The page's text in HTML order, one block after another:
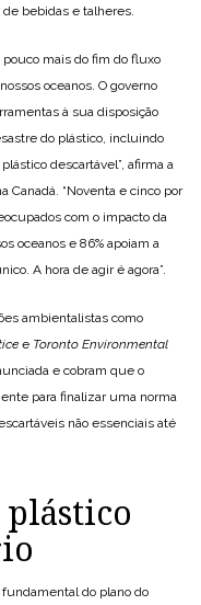
bebidas e talheres.
pouco mais do fim do fluxo
oceanos. O governo
à sua disposição
do plástico, incluindo
descartável”, afirma a
Canadá. “Noventa e cinco por
com o impacto da
oceanos e 86% apoiam a
A hora de agir é agora”.
ambientalistas como
e Toronto Environmental
e cobram que o
para finalizar uma norma
​​não essenciais até
plástico
do plano do